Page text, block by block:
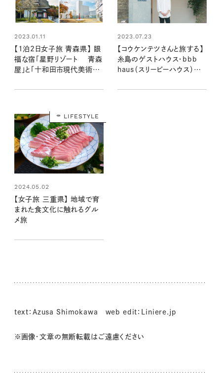
2023.01.11
【1泊2日女子旅 青森県】 眼
福な宿「星野リゾート 青森
屋」と「十和田市現代美術
2023.07.23
【コウケンテツさんと旅する】
糸島のゲストハウス・bbb
haus（スリービーハウス）で
LIFESTYLE
2024.05.02
【女子旅 三重県】 地域で育
まれた食文化に触れるグル
メ旅
text：Azusa Shimokawa web edit：Liniere.jp
※画像・文章の無断転載はご遠慮ください